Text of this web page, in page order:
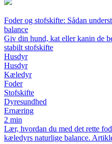
Foder og stofskifte: Sådan
balance
Giv din hund, kat eller kanin de
stabilt stofskifte
Husdyr
Husdyr
Kæledyr
Foder
Stofskifte
Dyresundhed
Ernæring
2 min
Lær, hvordan du med det rette
kæledyrs naturlige balance.